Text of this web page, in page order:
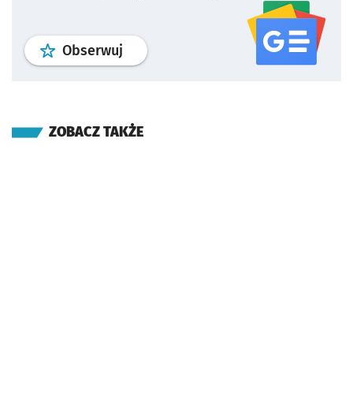
Obserwuj profil serwisu
ZOBACZ TAKŻE